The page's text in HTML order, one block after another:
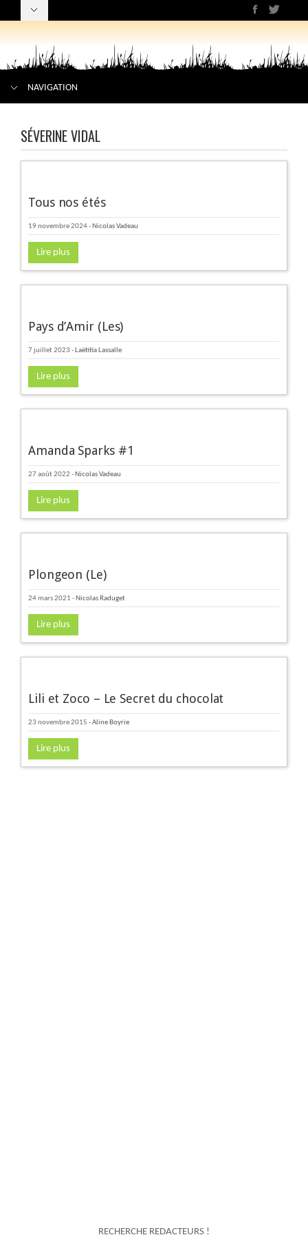
NAVIGATION
SÉVERINE VIDAL
Tous nos étés
19 novembre 2024- Nicolas Vadeau
Lire plus
Pays d’Amir (Les)
7 juillet 2023 - Laëtitia Lassalle
Lire plus
Amanda Sparks #1
27 août 2022 - Nicolas Vadeau
Lire plus
Plongeon (Le)
24 mars 2021 - Nicolas Raduget
Lire plus
Lili et Zoco – Le Secret du chocolat
23 novembre 2015 -Aline Boyrie
Lire plus
RECHERCHE REDACTEURS !